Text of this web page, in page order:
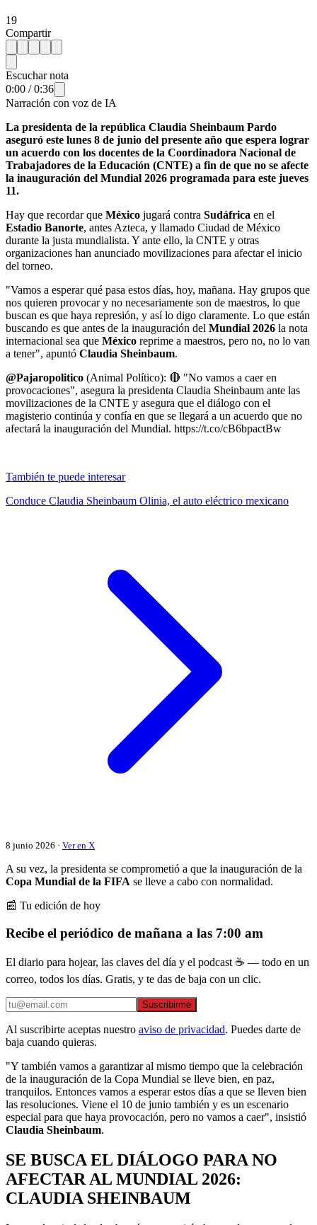
19
Compartir
Escuchar nota
0:00 /0:36
Narración con voz de IA
La presidenta de la república Claudia Sheinbaum Pardo
aseguró este lunes 8 de junio del presente año que espera lograr
un acuerdo con los docentes de la Coordinadora Nacional de
Trabajadores de la Educación (CNTE) a fin de que no se afecte
la inauguración del Mundial 2026 programada para este jueves
11.
Hay que recordar que México jugará contra Sudáfrica en el
Estadio Banorte, antes Azteca, y llamado Ciudad de México
durante la justa mundialista. Y ante ello, la CNTE y otras
organizaciones han anunciado movilizaciones para afectar el inicio
del torneo.
"Vamos a esperar qué pasa estos días, hoy, mañana. Hay grupos que
nos quieren provocar y no necesariamente son de maestros, lo que
buscan es que haya represión, y así lo digo claramente. Lo que están
buscando es que antes de la inauguración del Mundial 2026 la nota
internacional sea que México reprime a maestros, pero no, no lo van
a tener", apuntó Claudia Sheinbaum.
@Pajaropolitico (Animal Político): 🔴 "No vamos a caer en
provocaciones", asegura la presidenta Claudia Sheinbaum ante las
movilizaciones de la CNTE y asegura que el diálogo con el
magisterio continúa y confía en que se llegará a un acuerdo que no
afectará la inauguración del Mundial. https://t.co/cB6bpactBw
También te puede interesar
Conduce Claudia Sheinbaum Olinia, el auto eléctrico mexicano
8 junio 2026 · Ver en X
A su vez, la presidenta se comprometió a que la inauguración de la
Copa Mundial de la FIFA se lleve a cabo con normalidad.
📰 Tu edición de hoy
Recibe el periódico de mañana a las 7:00 am
El diario para hojear, las claves del día y el podcast ☕ — todo en un
correo, todos los días. Gratis, y te das de baja con un clic.
Suscribirme
Al suscribirte aceptas nuestro aviso de privacidad. Puedes darte de
baja cuando quieras.
"Y también vamos a garantizar al mismo tiempo que la celebración
de la inauguración de la Copa Mundial se lleve bien, en paz,
tranquilos. Entonces vamos a esperar estos días a que se lleven bien
las resoluciones. Viene el 10 de junio también y es un escenario
especial para que haya provocación, pero no vamos a caer", insistió
Claudia Sheinbaum.
SE BUSCA EL DIÁLOGO PARA NO
AFECTAR AL MUNDIAL 2026:
CLAUDIA SHEINBAUM